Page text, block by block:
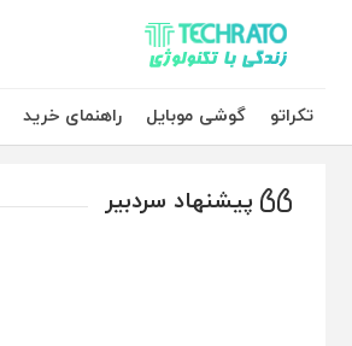
تکراتو – زندگی با تکنولوژی
تکراتو
گوشی موبایل راهنمای خرید
پیشنهاد سردبیر